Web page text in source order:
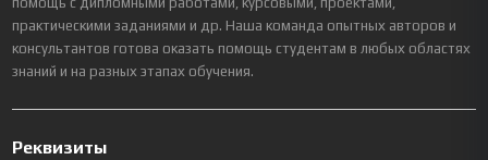
практическими заданиями и др. Наша команда опытных авторов и
консультантов готова оказать помощь студентам в любых областях
знаний и на разных этапах обучения.
Реквизиты